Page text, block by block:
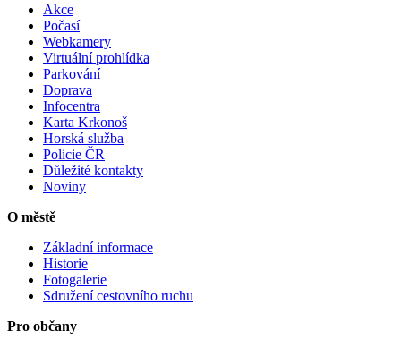
Akce
Počasí
Webkamery
Virtuální prohlídka
Parkování
Doprava
Infocentra
Karta Krkonoš
Horská služba
Policie ČR
Důležité kontakty
Noviny
O městě
Základní informace
Historie
Fotogalerie
Sdružení cestovního ruchu
Pro občany